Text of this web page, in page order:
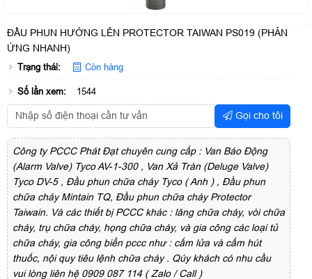
ĐẦU PHUN HƯỚNG LÊN PROTECTOR TAIWAN PS019 (PHẢN
ỨNG NHANH)
Trạng thái: Còn hàng
Số lần xem: 1544
Gọi cho tôi
Công ty PCCC Phát Đạt chuyên cung cấp : Van Báo Động
(Alarm Valve) Tyco AV-1-300 , Van Xả Tràn (Deluge Valve)
Tyco DV-5 , Đầu phun chữa cháy Tyco ( Anh ) , Đầu phun
chữa cháy Mintain TQ, Đầu phun chữa cháy Protector
Taiwain. Và các thiết bị PCCC khác : lăng chữa cháy, vòi chữa
cháy, trụ chữa cháy, họng chữa cháy, và gia công các loại tủ
chữa cháy, gia công biển pccc như : cấm lửa và cấm hút
thuốc, nội quy tiêu lệnh chữa cháy . Qúy khách có nhu cầu
vui lòng liên hệ 0909 087 114 ( Zalo / Call )